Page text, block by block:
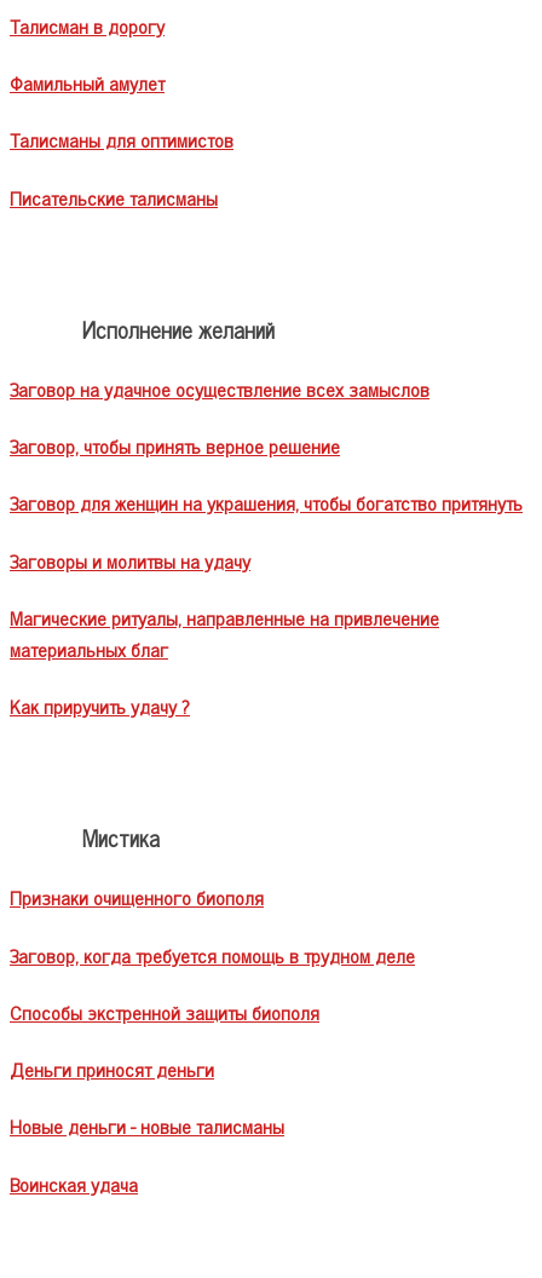
Талисман в дорогу
Фамильный амулет
Талисманы для оптимистов
Писательские талисманы
Исполнение желаний
Заговор на удачное осуществление всех замыслов
Заговор, чтобы принять верное решение
Заговор для женщин на украшения, чтобы богатство притянуть
Заговоры и молитвы на удачу
Магические ритуалы, направленные на привлечение
материальных благ
Как приручить удачу ?
Мистика
Признаки очищенного биополя
Заговор, когда требуется помощь в трудном деле
Способы экстренной защиты биополя
Деньги приносят деньги
Новые деньги - новые талисманы
Воинская удача